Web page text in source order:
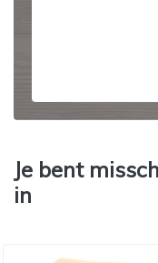
Je bent
in